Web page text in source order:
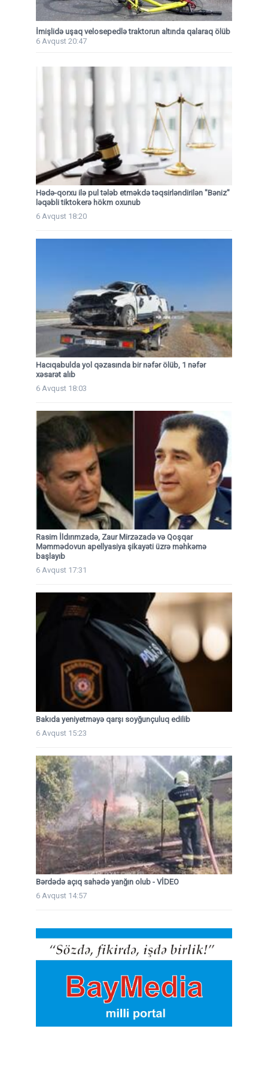
İmişlidə uşaq velosepedlə traktorun altında qalaraq ölüb
6 Avqust 20:47
Hədə-qorxu ilə pul tələb etməkdə təqsirləndirilən "Bəniz"
ləqəbli tiktokerə hökm oxunub
6 Avqust 18:20
Hacıqabulda yol qəzasında bir nəfər ölüb, 1 nəfər
xəsarət alıb
6 Avqust 18:03
Rasim İldırımzadə, Zaur Mirzəzadə və Qoşqar
Məmmədovun apellyasiya şikayəti üzrə məhkəmə
başlayıb
6 Avqust 17:31
Bakıda yeniyetməyə qarşı soyğunçuluq edilib
6 Avqust 15:23
Bərdədə açıq sahədə yanğın olub - VİDEO
6 Avqust 14:57